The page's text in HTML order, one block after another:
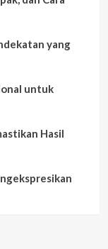
yang
untuk
Hasil